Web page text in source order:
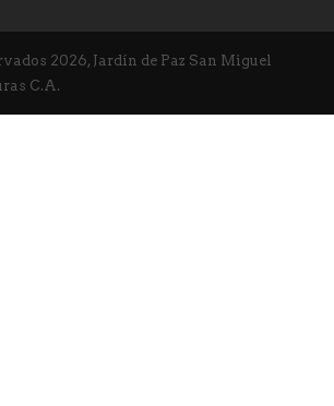
2026, Jardín de Paz San Miguel
C.A.